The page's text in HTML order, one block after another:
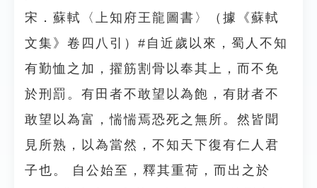
宋．蘇軾〈上知府王龍圖書〉（據《蘇軾
文集》卷四八引）#自近歲以來，蜀人不知
有勤恤之加，擢筋割骨以奉其上，而不免
於刑罰。有田者不敢望以為飽，有財者不
敢望以為富，惴惴焉恐死之無所。然皆聞
見所熟，以為當然，不知天下復有仁人君
子也。 自公始至，釋其重荷，而出之於